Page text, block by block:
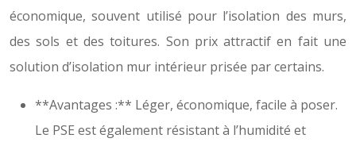
économique, souvent utilisé pour l’isolation des murs,
des sols et des toitures. Son prix attractif en fait une
solution d’isolation mur intérieur prisée par certains.
**Avantages :** Léger, économique, facile à poser.
Le PSE est également résistant à l’humidité et